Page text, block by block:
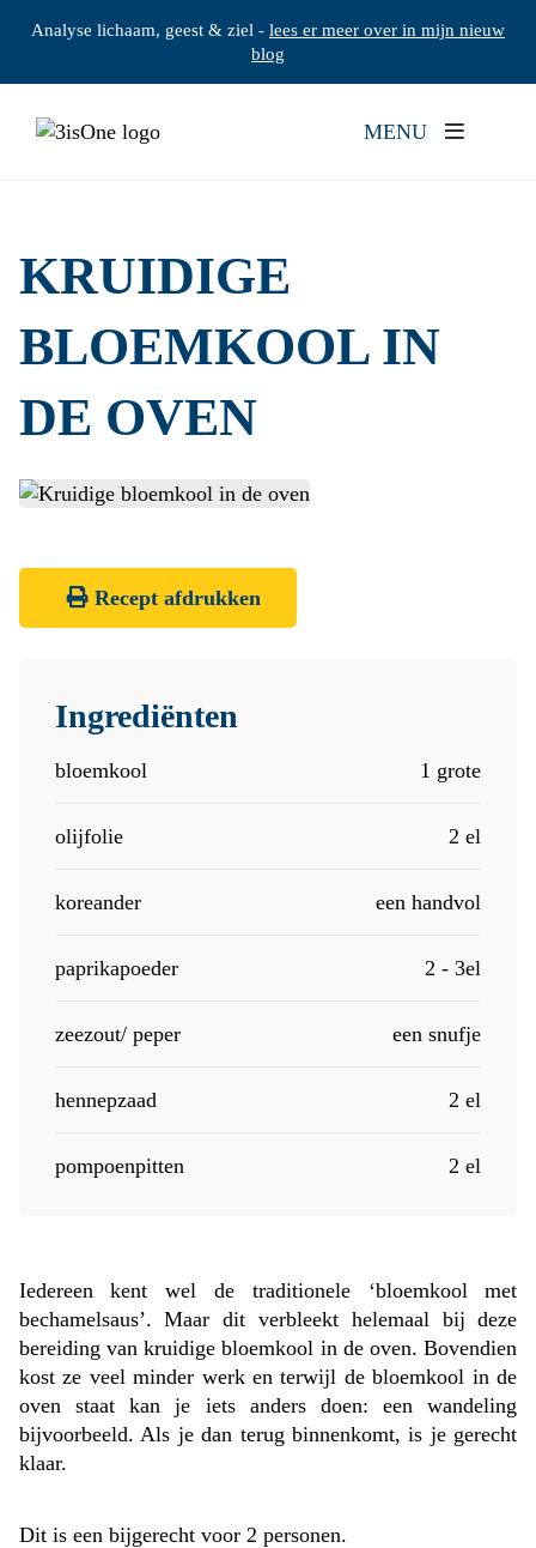
Analyse lichaam, geest & ziel - lees er meer over in mijn nieuw
blog
MENU
KRUIDIGE
BLOEMKOOL IN
DE OVEN
Recept afdrukken
Ingrediënten
bloemkool 1 grote
olijfolie 2 el
koreander een handvol
paprikapoeder 2 - 3el
zeezout/ peper een snufje
hennepzaad 2 el
pompoenpitten 2 el
Iedereen kent wel de traditionele ‘bloemkool met
bechamelsaus’. Maar dit verbleekt helemaal bij deze
bereiding van kruidige bloemkool in de oven. Bovendien
kost ze veel minder werk en terwijl de bloemkool in de
oven staat kan je iets anders doen: een wandeling
bijvoorbeeld. Als je dan terug binnenkomt, is je gerecht
klaar.
Dit is een bijgerecht voor 2 personen.